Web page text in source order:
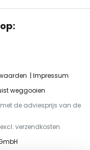
Impressum
weggooien
de adviesprijs van de
verzendkosten.